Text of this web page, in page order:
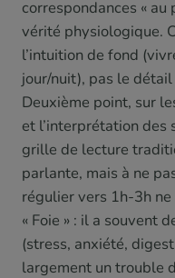
correspondances «
vérité physiologique.
l’intuition de fond
jour/nuit), pas le détail
Deuxième point, sur
et l’interprétation des
grille de lecture
parlante, mais à ne
régulier vers 1h-3h ne
« Foie » : il a souvent
(stress, anxiété,
largement un trouble